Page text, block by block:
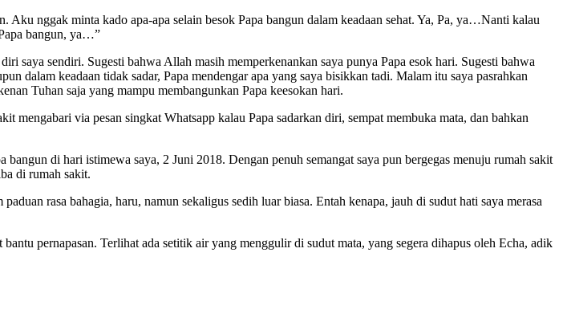
nggak minta kado apa-apa selain besok Papa bangun dalam keadaan sehat. Ya, Pa, ya…Nanti kalau
bangun, ya…”
saya sendiri. Sugesti bahwa Allah masih memperkenankan saya punya Papa esok hari. Sugesti bahwa
dalam keadaan tidak sadar, Papa mendengar apa yang saya bisikkan tadi. Malam itu saya pasrahkan
Tuhan saja yang mampu membangunkan Papa keesokan hari.
mengabari via pesan singkat Whatsapp kalau Papa sadarkan diri, sempat membuka mata, dan bahkan
di hari istimewa saya, 2 Juni 2018. Dengan penuh semangat saya pun bergegas menuju rumah sakit
di rumah sakit.
rasa bahagia, haru, namun sekaligus sedih luar biasa. Entah kenapa, jauh di sudut hati saya merasa
pernapasan. Terlihat ada setitik air yang menggulir di sudut mata, yang segera dihapus oleh Echa, adik